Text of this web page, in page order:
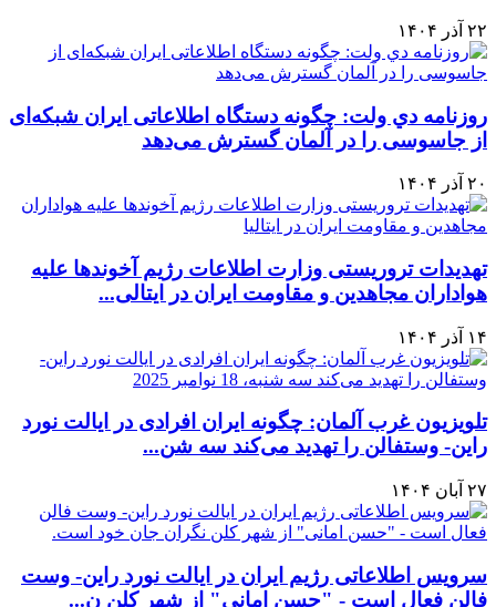
۲۲ آذر ۱۴۰۴
روزنامه دي ولت: چگونه دستگاه اطلاعاتی ایران شبکه‌ای
از جاسوسی را در آلمان گسترش می‌دهد
۲۰ آذر ۱۴۰۴
تهدیدات تروریستی وزارت اطلاعات رژیم آخوندها علیه
هواداران مجاهدین و مقاومت ایران در ایتالی...
۱۴ آذر ۱۴۰۴
تلويزيون غرب آلمان: چگونه ایران افرادی در ایالت نورد
راین- وستفالن را تهدید می‌کند ‏سه شن...
۲۷ آبان ۱۴۰۴
سرویس اطلاعاتی رژیم ایران در ایالت نورد راین- وست
فالن فعال است - "حسن امانی" از شهر کلن ن...